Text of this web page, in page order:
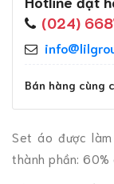
(024)
Bán hàng cùng
Set áo được
thành phần: